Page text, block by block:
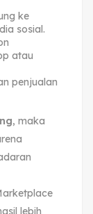
ke
sosial.
atau
penjualan
, maka
lebih